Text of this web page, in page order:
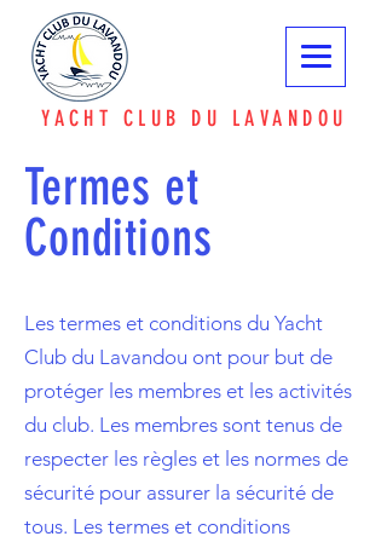
YACHT CLUB DU LAVANDOU
Termes et
Conditions
Les termes et conditions du Yacht
Club du Lavandou ont pour but de
protéger les membres et les activités
du club. Les membres sont tenus de
respecter les règles et les normes de
sécurité pour assurer la sécurité de
tous. Les termes et conditions